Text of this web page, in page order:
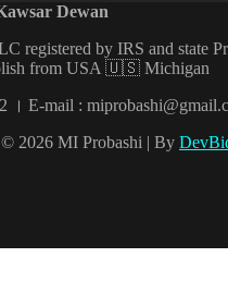
Dewan
registered by IRS and state
from USA 🇺🇸 Michigan
। E-mail :
2026 MI Probashi | By